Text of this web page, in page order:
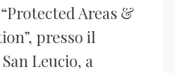
Areas &
presso il
Leucio, a